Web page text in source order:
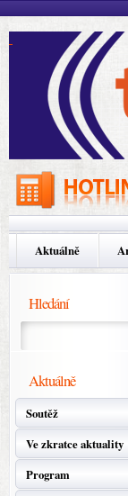
Aktuálně
Hledání
Aktuálně
Soutěž
Ve zkratce aktuality
Program